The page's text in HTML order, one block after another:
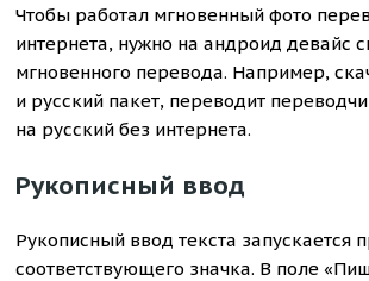
Чтобы работал мгновенный фото
интернета, нужно на андроид девайс
мгновенного перевода. Например,
и русский пакет, переводит
на русский без интернета.
Рукописный ввод
Рукописный ввод текста запускается
соответствующего значка. В поле